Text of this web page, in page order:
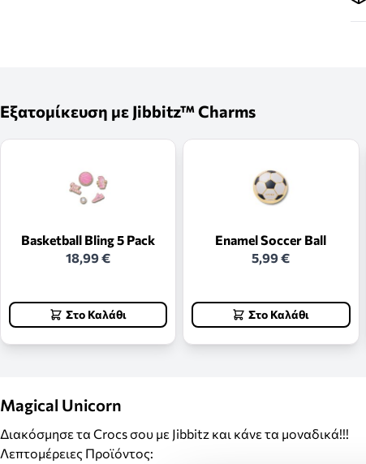
Εξατομίκευση με Jibbitz™ Charms
Basketball Bling 5 Pack
18,99 €
Στο Καλάθι
Enamel Soccer Ball
5,99 €
Στο Καλάθι
Magical Unicorn
Διακόσμησε τα Crocs σου με Jibbitz και κάνε τα μοναδικά!!!
Λεπτομέρειες Προϊόντος: